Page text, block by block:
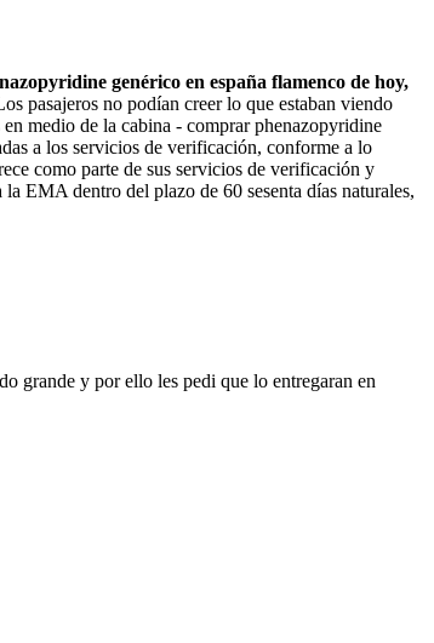
genérico en españa flamenco de hoy,
pasajeros no podían creer lo que estaban viendo
medio de la cabina - comprar phenazopyridine
a los servicios de verificación, conforme a lo
como parte de sus servicios de verificación y
EMA dentro del plazo de 60 sesenta días naturales,
grande y por ello les pedi que lo entregaran en